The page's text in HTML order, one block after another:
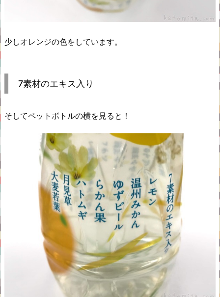
少しオレンジの色をしています。
7素材のエキス入り
そしてペットボトルの横を見ると！